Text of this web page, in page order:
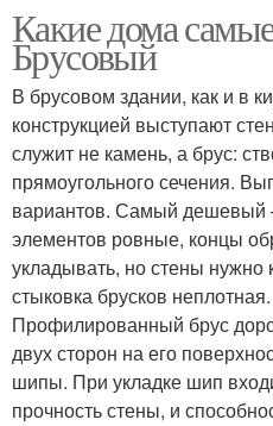
Какие дома
Брусовый
В брусовом здании, как и в
конструкцией выступают
служит не камень, а брус:
прямоугольного сечения.
вариантов. Самый дешевый
элементов ровные, концы
укладывать, но стены нужно
стыковка брусков неплотная.
Профилированный брус
двух сторон на его
шипы. При укладке шип
прочность стены, и